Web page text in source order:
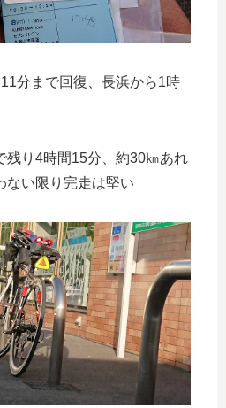
分まで回復、長浜から1時
残り4時間15分、約30㎞あれ
ない限り完走は堅い